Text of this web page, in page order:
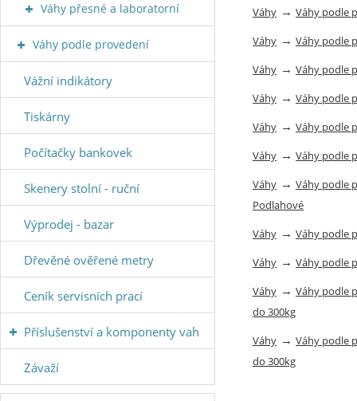
Váhy → Váhy podle
Váhy → Váhy podle
Váhy → Váhy podle
Váhy → Váhy podle
Váhy → Váhy podle
Váhy → Váhy podle
Váhy → Váhy podle
Podlahové
Váhy → Váhy podle
Váhy → Váhy podle
Váhy → Váhy podle
do 300kg
Váhy → Váhy podle
do 300kg
Váhy přesné a laboratorní
Váhy podle provedení
Vážní indikátory
Tiskárny
Počítačky bankovek
Skenery stolní - ruční
Výprodej - bazar
Dřevěné ověřené metry
Ceník servisních prací
Příslušenství a komponenty vah
Závaží